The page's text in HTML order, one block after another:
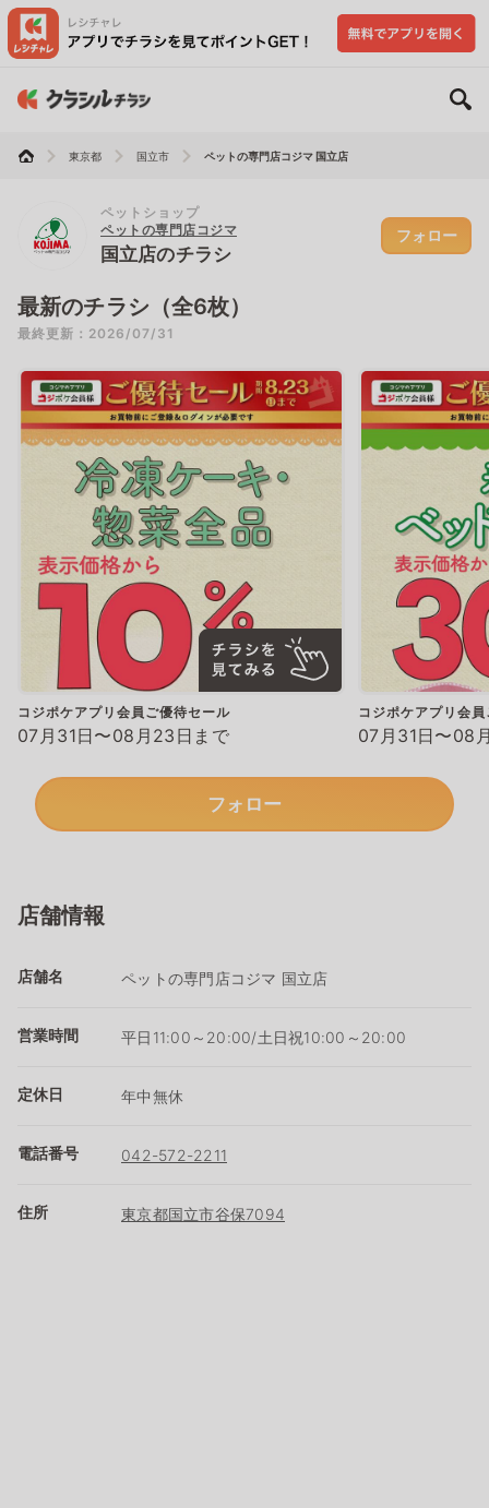
東京都 国立市 ペットの専門店コジマ 国立店
ペットショップ
ペットの専門店コジマ
国立店のチラシ
フォロー
最新のチラシ（全6枚）
最終更新：2026/07/31
コジポケアプリ会員ご優待セール
07月31日〜08月23日まで
コジポケアプリ会
07月31日〜08
フォロー
店舗情報
店舗名 ペットの専門店コジマ 国立店
営業時間 平日11:00～20:00/土日祝10:00～20:00
定休日 年中無休
電話番号 042-572-2211
住所 東京都国立市谷保7094